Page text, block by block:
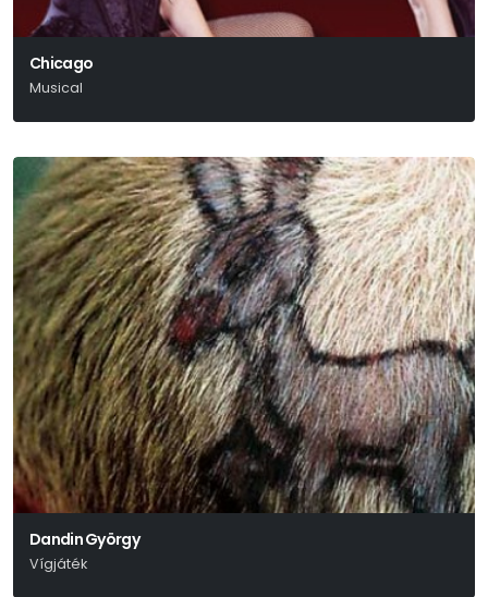
Chicago
Musical
Dandin György
Vígjáték